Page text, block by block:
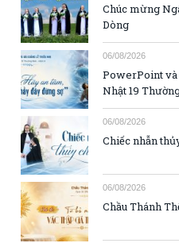
Chúc mừng
Dòng
06/08/2026
PowerPoint và
Nhật 19
06/08/2026
Chiếc nhẫn
06/08/2026
Chầu Thánh